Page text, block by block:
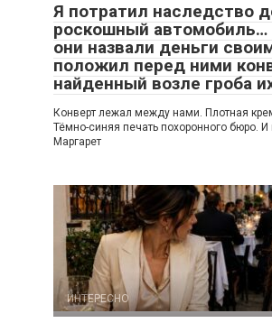
Я потратил наследство
роскошный автомобиль…
они назвали деньги
положил перед ними
найденный возле гроба
Конверт лежал между нами. Плотная
Тёмно-синяя печать похоронного бюро. И
Маргарет
ИНТЕРЕСНО